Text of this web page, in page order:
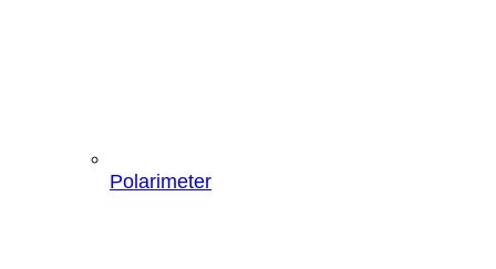
Polarimeter